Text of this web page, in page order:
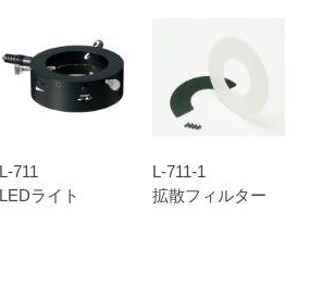
L-711
LEDライト
L-711-1
拡散フィルター